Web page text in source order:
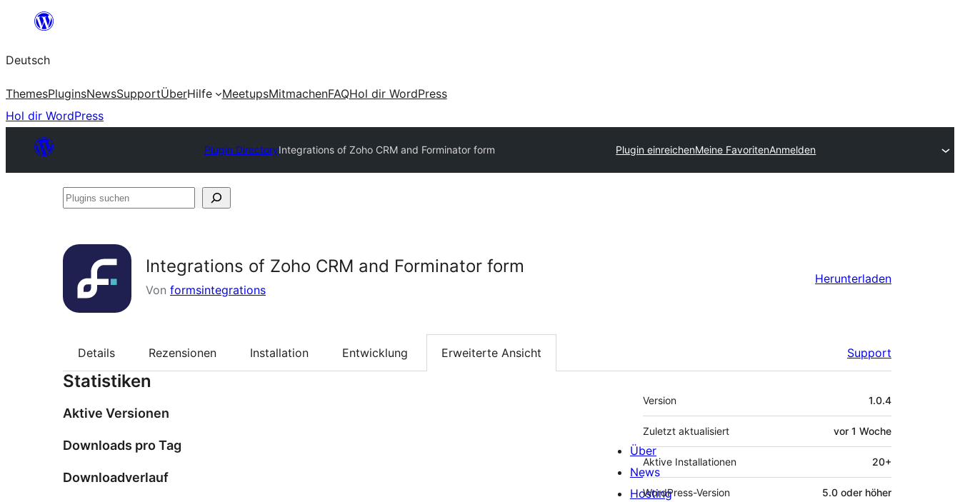
springen
Deutsch
ThemesPluginsNewsSupportÜberHilfe MeetupsMitmachenFAQHol dir WordPress
Hol dir WordPress
Plugin DirectoryIntegrations of Zoho CRM and Forminator form Plugin einreichenMeine FavoritenAnmelden
Plugins
Integrations of Zoho CRM and Forminator form
Von formsintegrations
Herunterladen
Details Rezensionen Installation Entwicklung Erweiterte Ansicht Support
Statistiken
Aktive Versionen
Downloads pro Tag
Downloadverlauf
Meta
Version 1.0.4
Zuletzt aktualisiert vor 1 Woche
Aktive Installationen 20+
WordPress-Version 5.0 oder höher
Über
News
Hosting